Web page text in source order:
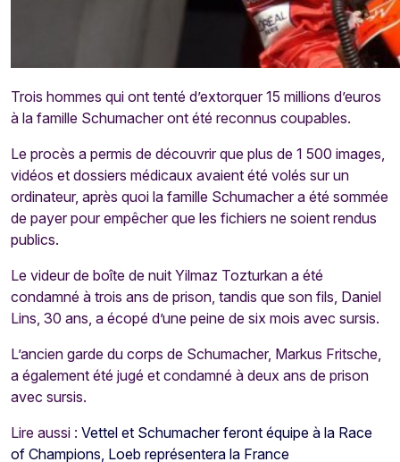
Trois hommes qui ont tenté d’extorquer 15 millions d’euros
à la famille Schumacher ont été reconnus coupables.
Le procès a permis de découvrir que plus de 1 500 images,
vidéos et dossiers médicaux avaient été volés sur un
ordinateur, après quoi la famille Schumacher a été sommée
de payer pour empêcher que les fichiers ne soient rendus
publics.
Le videur de boîte de nuit Yilmaz Tozturkan a été
condamné à trois ans de prison, tandis que son fils, Daniel
Lins, 30 ans, a écopé d’une peine de six mois avec sursis.
L’ancien garde du corps de Schumacher, Markus Fritsche,
a également été jugé et condamné à deux ans de prison
avec sursis.
Lire aussi : Vettel et Schumacher feront équipe à la Race
of Champions, Loeb représentera la France